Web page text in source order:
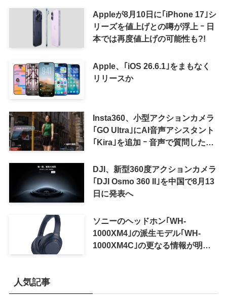
Appleが8月10日に｢iPhone 17｣シ
リーズを値上げとの噂が浮上 ｰ 日
本では再度値上げの可能性も?!
Apple、｢iOS 26.6.1｣をまもなく
リリースか
Insta360、小型アクションカメラ
｢GO Ultra｣にAI音声アシスタント
｢Kira｣を追加 ｰ 音声で質問した
可能に
DJI、新型360度アクションカメラ
｢DJI Osmo 360 II｣を中国で8月13
日に発表へ
ソニーのヘッドホン｢WH-
1000XM4｣の派生モデル｢WH-
1000XM4C｣の更なる情報が明ら
人気記事